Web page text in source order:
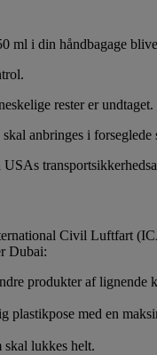
ml i din håndbagage
rester er undtaget.
anbringes i
Civil Luftfart
Dubai:
produkter af lignende
plastikpose med en
skal lukkes helt.